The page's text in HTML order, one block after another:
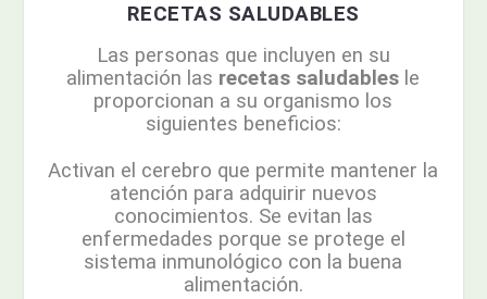
RECETAS SALUDABLES
Las personas que incluyen en su
alimentación las recetas saludables le
proporcionan a su organismo los
siguientes beneficios:
Activan el cerebro que permite mantener la
atención para adquirir nuevos
conocimientos. Se evitan las
enfermedades porque se protege el
sistema inmunológico con la buena
alimentación.